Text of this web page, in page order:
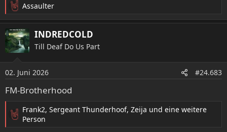
R
e
a
k
t
n
e
n
Assaulter
INDREDCOLD
Till Deaf Do Us Part
02. Juni 2026 #24.683
FM-Brotherhood
R
Frank2, Sergeant Thunderhoof, Zeija und eine weitere
Person